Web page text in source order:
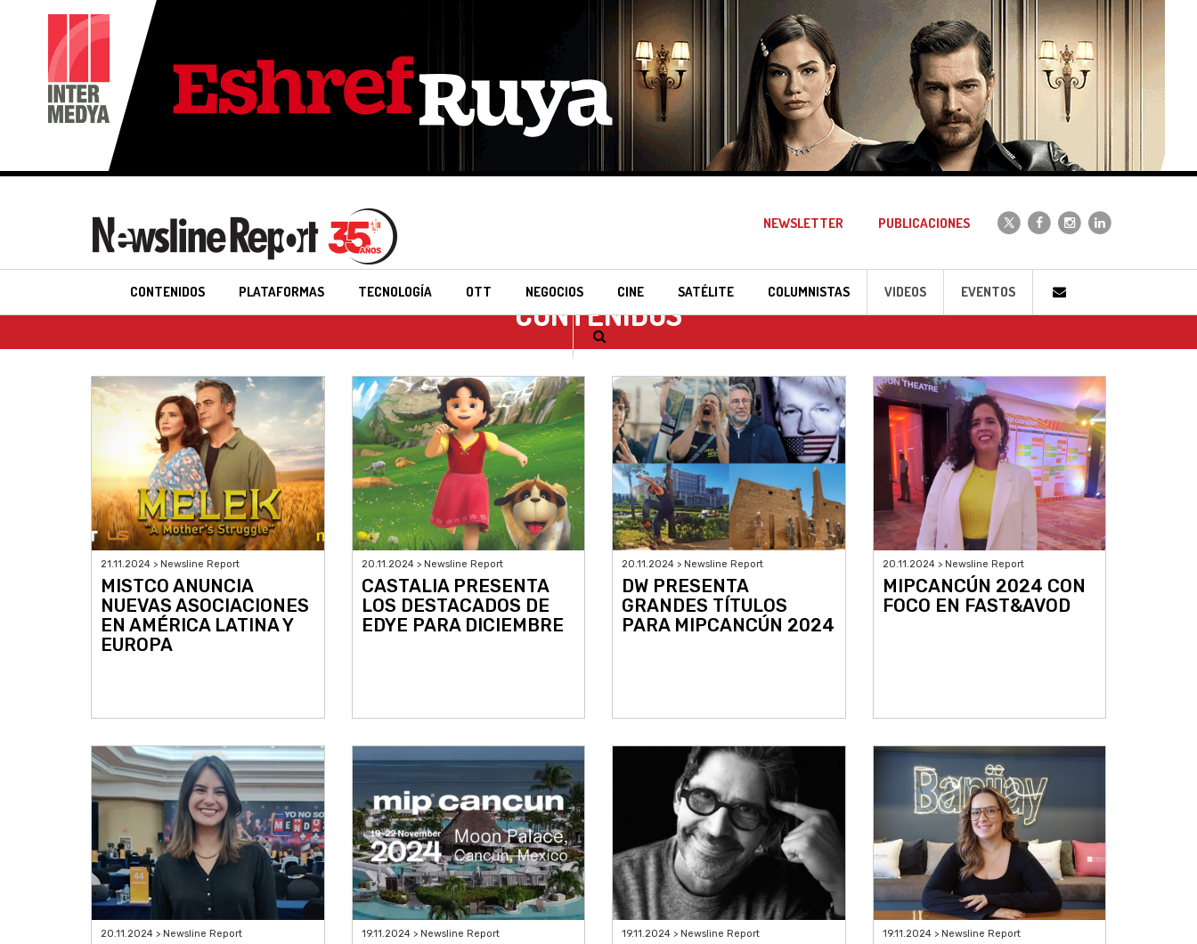
NEWSLETTER PUBLICACIONES
CONTENIDOS PLATAFORMAS TECNOLOGÍA OTT NEGOCIOS CINE SATÉLITE COLUMNISTAS VIDEOS EVENTOS
CONTENIDOS
21.11.2024 > Newsline Report
MISTCO ANUNCIA
NUEVAS ASOCIACIONES
EN AMÉRICA LATINA Y
EUROPA
20.11.2024 > Newsline Report
CASTALIA PRESENTA
LOS DESTACADOS DE
EDYE PARA DICIEMBRE
20.11.2024 > Newsline Report
DW PRESENTA
GRANDES TÍTULOS
PARA MIPCANCÚN 2024
20.11.2024 > Newsline Report
MIPCANCÚN 2024 CON
FOCO EN FAST&AVOD
20.11.2024 > Newsline Report 19.11.2024 > Newsline Report 19.11.2024 > Newsline Report 19.11.2024 > Newsline Report